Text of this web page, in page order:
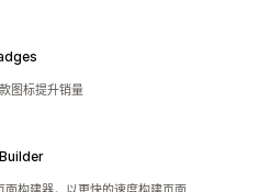
图标提升销量